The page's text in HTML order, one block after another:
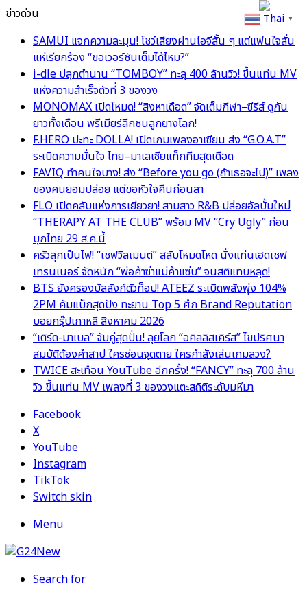
ข่าวด่วน
SAMUI แจกความละมุน! โชว์เสียงผ่านไอจีสั้น ๆ แต่แฟนใจสั่น
แห่เรียกร้อง “ขอเวอร์ชันเต็มได้ไหม?”
i-dle ปลุกตำนาน “TOMBOY” ทะลุ 400 ล้านวิว! ขึ้นแท่น MV
แห่งความสำเร็จตัวที่ 3 ของวง
MONOMAX เปิดโหมด! “สิงหาเดือด” จัดเต็มกีฬา–ซีรีส์ ดูกัน
ยาวทั้งเดือน พรีเมียร์ลีกชนลูกยางโลก!
F.HERO ปะทะ DOLLA! เปิดเกมเพลงอาเซียน ส่ง “G.O.A.T”
ระเบิดความมั่นใจ ไทย–มาเลเซียแท็กทีมสุดเดือด
FAVIQ ทำคนใจบาง! ส่ง “Before you go (ถ้าเธอจะไป)” เพลง
ของคนยอมปล่อย แต่ขอหัวใจคืนก่อนลา
FLO เปิดคลับแห่งการเยียวยา! สามสาว R&B ปล่อยอัลบั้มใหม่
“THERAPY AT THE CLUB” พร้อม MV “Cry Ugly” ก่อน
บุกไทย 29 ส.ค.นี้
ครัวลุกเป็นไฟ! “เชฟวิลเมนต์” สลับโหมดโหด นั่งแท่นเฮดเชฟ
เทรนเนอร์ จัดหนัก “พ่อค้าซ่าแม่ค้าแซ่บ” จนสติแทบหลุด!
BTS ยังครองบัลลังก์ตัวท็อป! ATEEZ ระเบิดพลังพุ่ง 104%
2PM คัมแบ็กสุดปัง ทะยาน Top 5 ศึก Brand Reputation
บอยกรุ๊ปเกาหลี สิงหาคม 2026
“เติร์ด-มาเบล” จับคู่สุดปั่น! ลุยโลก “อคิลลิสเคิร์ส” ไขปริศนา
สมบัติต้องคำสาป ใครซ่อนจุดตาย ใครกำลังเล่นเกมลวง?
TWICE สะเทือน YouTube อีกครั้ง! “FANCY” ทะลุ 700 ล้าน
วิว ขึ้นแท่น MV เพลงที่ 3 ของวงแตะสถิติระดับมหึมา
Facebook
X
YouTube
Instagram
TikTok
Switch skin
Menu
Search for
Thai ▼